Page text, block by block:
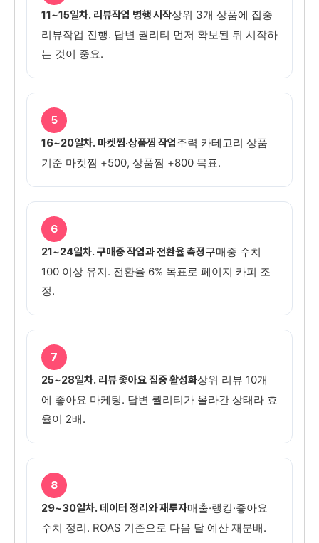
11~15일차. 리뷰작업 병행 시작상위 3개 상품에 집중
리뷰작업 진행. 답변 퀄리티 먼저 확보된 뒤 시작하
는 것이 중요.
5
16~20일차. 마켓찜·상품찜 작업주력 카테고리 상품
기준 마켓찜 +500, 상품찜 +800 목표.
6
21~24일차. 구매중 작업과 전환율 측정구매중 수치
100 이상 유지. 전환율 6% 목표로 페이지 카피 조
정.
7
25~28일차. 리뷰 좋아요 집중 활성화상위 리뷰 10개
에 좋아요 마케팅. 답변 퀄리티가 올라간 상태라 효
율이 2배.
8
29~30일차. 데이터 정리와 재투자매출·랭킹·좋아요
수치 정리. ROAS 기준으로 다음 달 예산 재분배.